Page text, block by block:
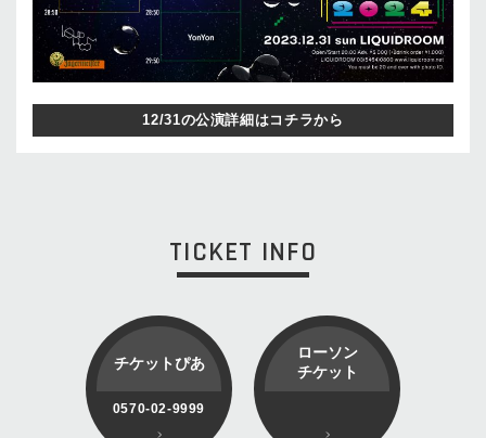
12/31の公演詳細はコチラから
TICKET INFO
チケットぴあ
0570-02-9999
ローソン
チケット